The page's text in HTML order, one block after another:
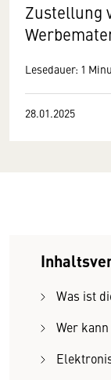
Zustellung
Lesedauer: 1
28.01.2025
Was ist
Wer